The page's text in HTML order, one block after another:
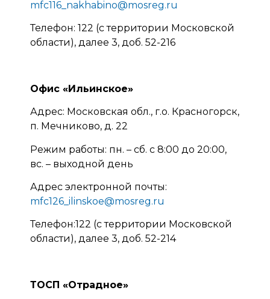
mfc116_nakhabino@mosreg.ru
Телефон: 122 (с территории Московской
области), далее 3, доб. 52-216
Офис «Ильинское»
Адрес: Московская обл., г.о. Красногорск,
п. Мечниково, д. 22
Режим работы: пн. – сб. с 8:00 до 20:00,
вс. – выходной день
Адрес электронной почты:
mfc126_ilinskoe@mosreg.ru
Телефон:122 (с территории Московской
области), далее 3, доб. 52-214
ТОСП «Отрадное»